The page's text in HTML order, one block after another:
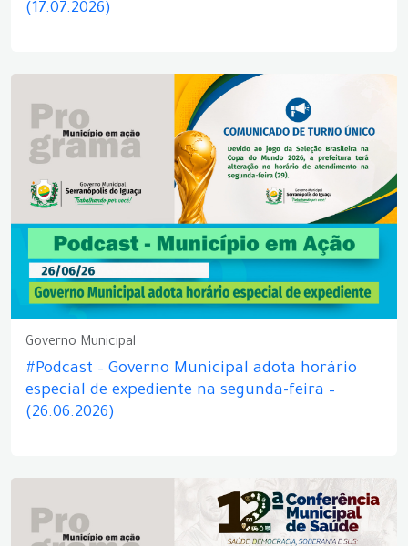
(17.07.2026)
Governo Municipal
#Podcast – Governo Municipal adota horário
especial de expediente na segunda-feira –
(26.06.2026)